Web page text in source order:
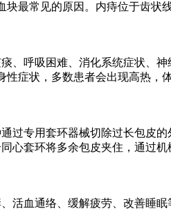
块最常见的原因。内痔位于齿
、呼吸困难、消化系统症状、
性症状，多数患者会出现高热
过专用套环器械切除过长包皮
心套环将多余包皮夹住，通过
活血通络、缓解疲劳、改善睡